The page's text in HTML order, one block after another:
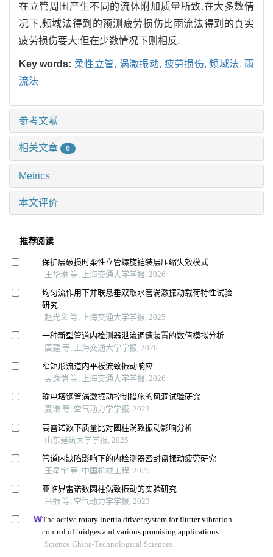
在立管周围产生不同的流体附加质量所致.在大多数情
况下,频域法得到的预测疲劳损伤比雨流法得到的真实
疲劳损伤要大;但在少数情况下则相反.
Key words: 柔性立管, 涡激振动, 疲劳损伤, 频域法, 雨
流法
参考文献
相关文章 0
Metrics
本文评价